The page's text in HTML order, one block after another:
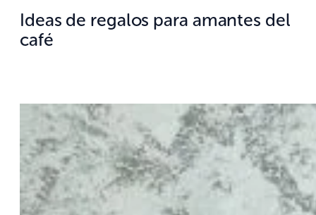
Ideas de regalos para amantes del
café